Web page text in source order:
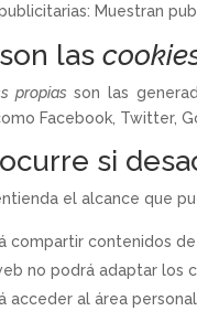
Muestran
las
propiasson las
Facebook, Twitter,
si
el alcance que
compartir contenidos
no podrá adaptar los
acceder al área